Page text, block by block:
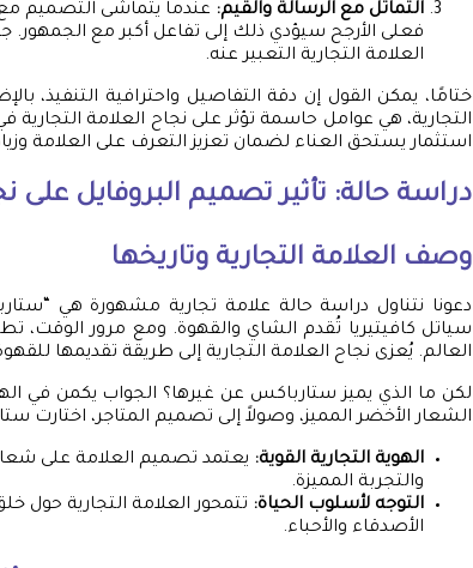
التماثل مع الرسالة والقيم: عندما يتماشى التصميم مع
فعلى الأرجح سيؤدي ذلك إلى تفاعل أكبر مع الجمهور.
العلامة التجارية التعبير عنه.
ختامًا، يمكن القول إن دقة التفاصيل واحترافية التنفيذ،
التجارية، هي عوامل حاسمة تؤثر على نجاح العلامة التجارية
استثمار يستحق العناء لضمان تعزيز التعرف على العلامة
دراسة حالة: تأثير تصميم البروفايل على
وصف العلامة التجارية وتاريخها
سياتل كافيتيريا تُقدم الشاي والقهوة. ومع مرور
العالم. يُعزى نجاح العلامة التجارية إلى طريقة تقديمها
لكن ما الذي يميز ستارباكس عن غيرها؟ الجواب يكمن في
الشعار الأخضر المميز، وصولاً إلى تصميم المتاجر، اختارت
الهوية التجارية القوية: يعتمد تصميم العلامة على
والتجربة المميزة.
التوجه لأسلوب الحياة: تتمحور العلامة التجارية حول
الأصدقاء والأحباء.